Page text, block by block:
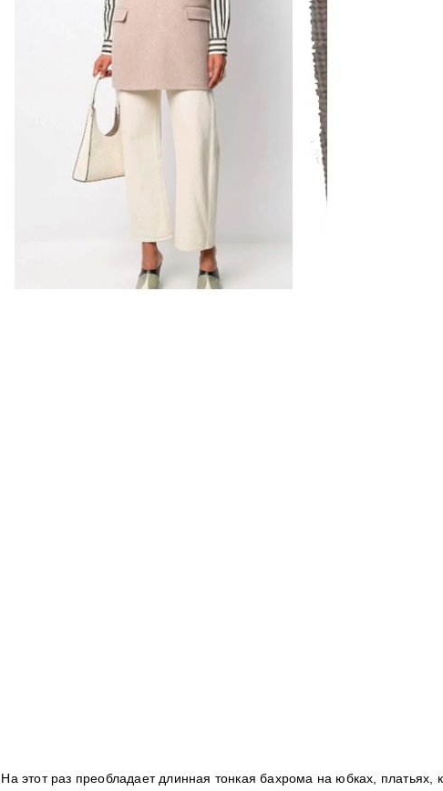
этот раз преобладает длинная тонкая бахрома на юбках, платьях,